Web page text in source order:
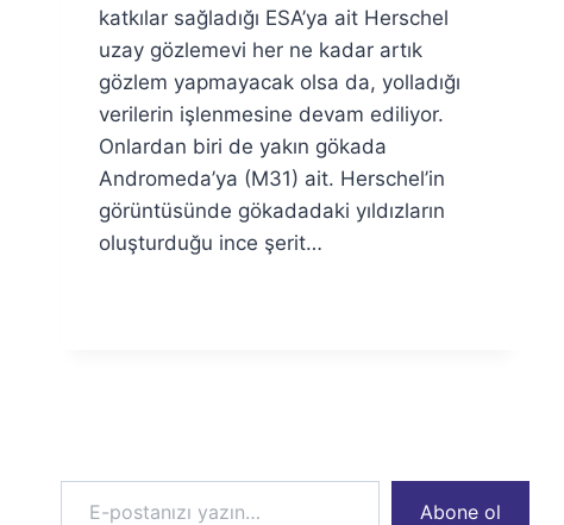
Özyar
katkılar sağladığı ESA’ya ait Herschel
uzay gözlemevi her ne kadar artık
gözlem yapmayacak olsa da, yolladığı
verilerin işlenmesine devam ediliyor.
Onlardan biri de yakın gökada
Andromeda’ya (M31) ait. Herschel’in
görüntüsünde gökadadaki yıldızların
oluşturduğu ince şerit…
E-postanızı yazın…
Abone ol